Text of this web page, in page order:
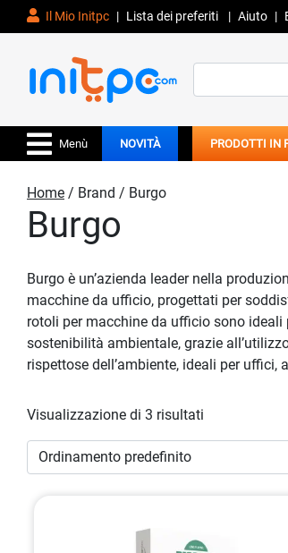
Il Mio Initpc | Lista dei preferiti | Aiuto |
for:
Menù NOVITÀ PRODOTTI IN
Home / Brand / Burgo
Burgo
Burgo è un’azienda leader nella
macchine da ufficio, progettati per
rotoli per macchine da ufficio sono
sostenibilità ambientale, grazie
rispettose dell’ambiente, ideali per
Visualizzazione di 3 risultati